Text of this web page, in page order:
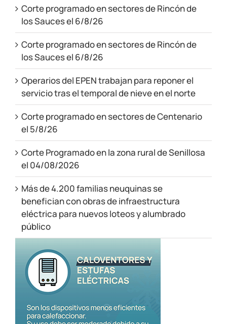
Corte programado en sectores de Rincón de
los Sauces el 6/8/26
Corte programado en sectores de Rincón de
los Sauces el 6/8/26
Operarios del EPEN trabajan para reponer el
servicio tras el temporal de nieve en el norte
Corte programado en sectores de Centenario
el 5/8/26
Corte Programado en la zona rural de Senillosa
el 04/08/2026
Más de 4.200 familias neuquinas se
benefician con obras de infraestructura
eléctrica para nuevos loteos y alumbrado
público